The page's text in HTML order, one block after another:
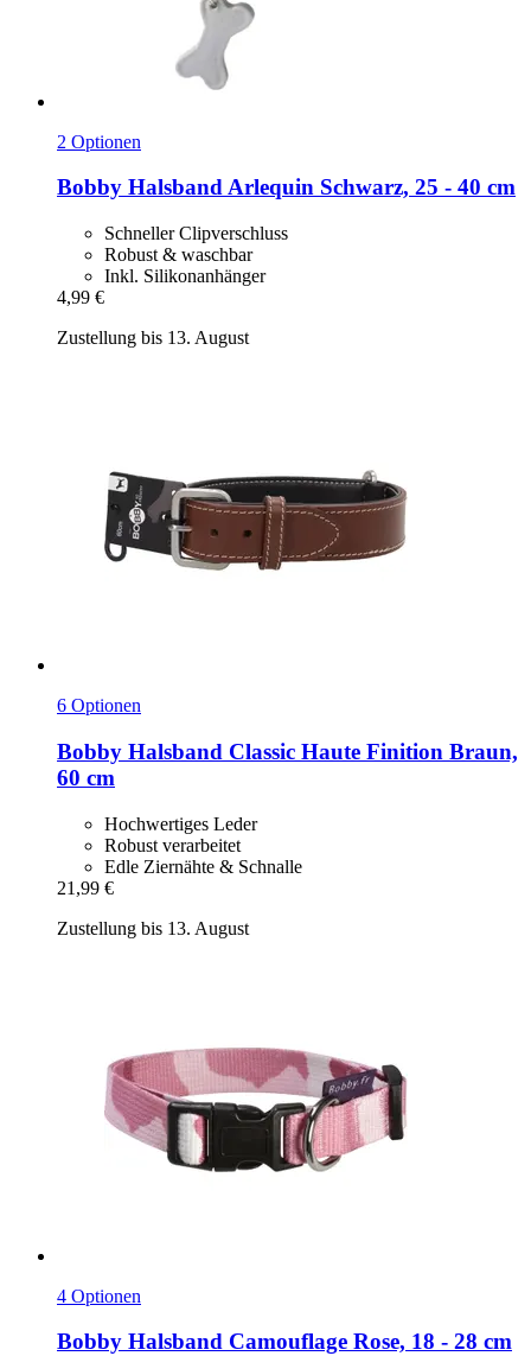
2 Optionen
Bobby Halsband Arlequin Schwarz, 25 -​ 40 cm
Schneller Clipverschluss
Robust & waschbar
Inkl. Silikonanhänger
4,99 €
Zustellung bis 13. August
6 Optionen
Bobby Halsband Classic Haute Finition Braun,
60 cm
Hochwertiges Leder
Robust verarbeitet
Edle Ziernähte & Schnalle
21,99 €
Zustellung bis 13. August
4 Optionen
Bobby Halsband Camouflage Rose, 18 -​ 28 cm